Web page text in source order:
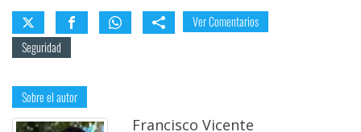
Ver Comentarios
Seguridad
Sobre el autor
Francisco Vicente